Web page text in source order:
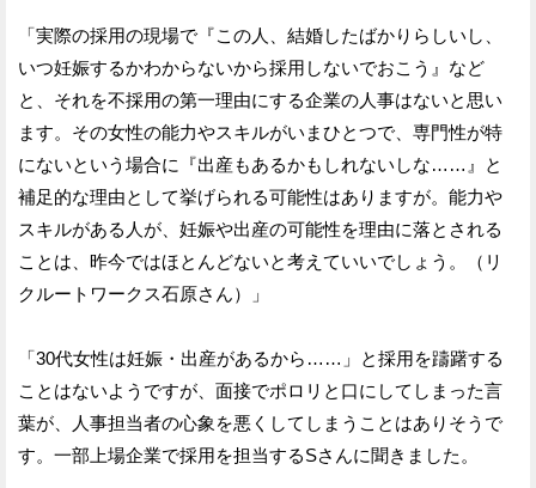
「実際の採用の現場で『この人、結婚したばかりらしいし、
いつ妊娠するかわからないから採用しないでおこう』など
と、それを不採用の第一理由にする企業の人事はないと思い
ます。その女性の能力やスキルがいまひとつで、専門性が特
にないという場合に『出産もあるかもしれないしな……』と
補足的な理由として挙げられる可能性はありますが。能力や
スキルがある人が、妊娠や出産の可能性を理由に落とされる
ことは、昨今ではほとんどないと考えていいでしょう。（リ
クルートワークス石原さん）」
「30代女性は妊娠・出産があるから……」と採用を躊躇する
ことはないようですが、面接でポロリと口にしてしまった言
葉が、人事担当者の心象を悪くしてしまうことはありそうで
す。一部上場企業で採用を担当するSさんに聞きました。